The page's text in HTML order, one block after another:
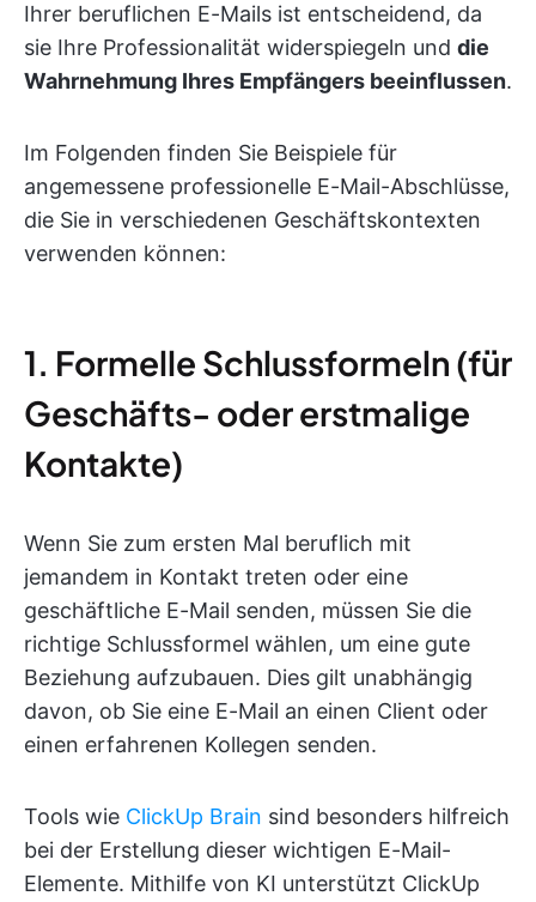
Ihrer beruflichen E-Mails ist entscheidend, da
sie Ihre Professionalität widerspiegeln und die
Wahrnehmung Ihres Empfängers beeinflussen.
Im Folgenden finden Sie Beispiele für
angemessene professionelle E-Mail-Abschlüsse,
die Sie in verschiedenen Geschäftskontexten
verwenden können:
1. Formelle Schlussformeln (für
Geschäfts- oder erstmalige
Kontakte)
Wenn Sie zum ersten Mal beruflich mit
jemandem in Kontakt treten oder eine
geschäftliche E-Mail senden, müssen Sie die
richtige Schlussformel wählen, um eine gute
Beziehung aufzubauen. Dies gilt unabhängig
davon, ob Sie eine E-Mail an einen Client oder
einen erfahrenen Kollegen senden.
Tools wie ClickUp Brain sind besonders hilfreich
bei der Erstellung dieser wichtigen E-Mail-
Elemente. Mithilfe von KI unterstützt ClickUp